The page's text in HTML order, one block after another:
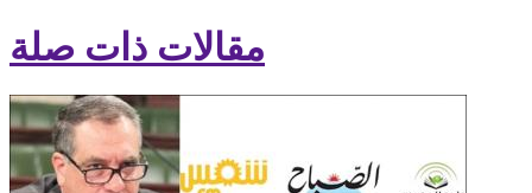
مقالات ذات صلة